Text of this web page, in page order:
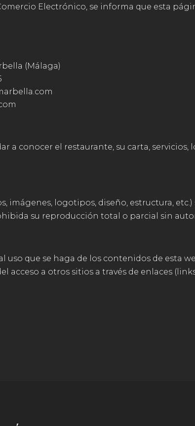
Electrónico, se informa que esta
(Málaga)
a conocer el restaurante, su carta, servicios,
imágenes, logotipos, diseño, estructura,
su reproducción total o parcial sin
uso que se haga de los contenidos de esta
acceso a otros sitios a través de enlaces